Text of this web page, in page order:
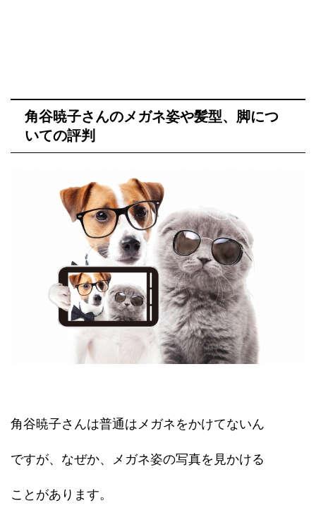
角谷暁子さんのメガネ姿や髪型、脚につ
いての評判
角谷暁子さんは普通はメガネをかけてないん
ですが、なぜか、メガネ姿の写真を見かける
ことがあります。